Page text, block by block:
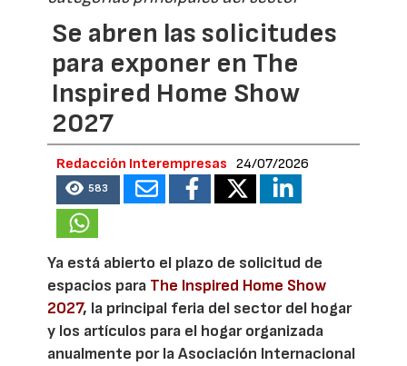
Se abren las solicitudes
para exponer en The
Inspired Home Show
2027
Redacción Interempresas 24/07/2026
583
Ya está abierto el plazo de solicitud de
espacios para The Inspired Home Show
2027, la principal feria del sector del hogar
y los artículos para el hogar organizada
anualmente por la Asociación Internacional